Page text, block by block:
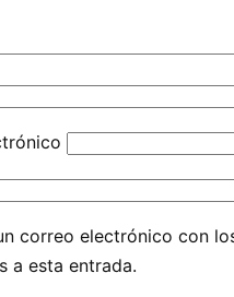
correo electrónico con
a esta entrada.